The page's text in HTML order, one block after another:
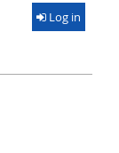
Log in